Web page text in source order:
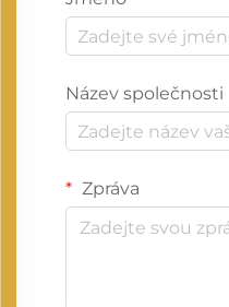
Název společnosti
Zpráva